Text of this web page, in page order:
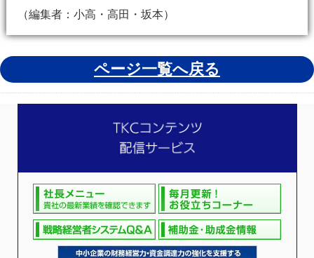
（編集者：小高・高田・坂本）
ページ一覧へ戻る